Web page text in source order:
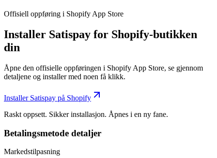
Offisiell oppføring i Shopify App Store
Installer Satispay for Shopify-butikken
din
Åpne den offisielle oppføringen i Shopify App Store, se gjennom
detaljene og installer med noen få klikk.
Installer Satispay på Shopify
Raskt oppsett. Sikker installasjon. Åpnes i en ny fane.
Betalingsmetode detaljer
Markedstilpasning